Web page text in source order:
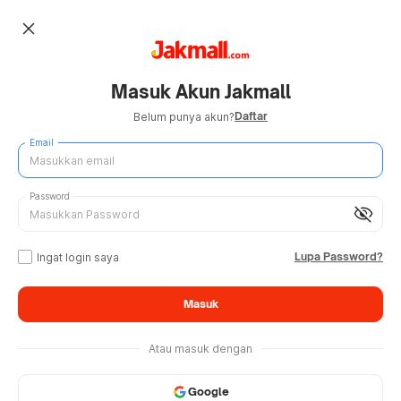
close
Masuk Akun Jakmall
Belum punya akun?Daftar
Email
visibility_off
Password
Ingat login saya Lupa Password?
Masuk
Atau masuk dengan
Google